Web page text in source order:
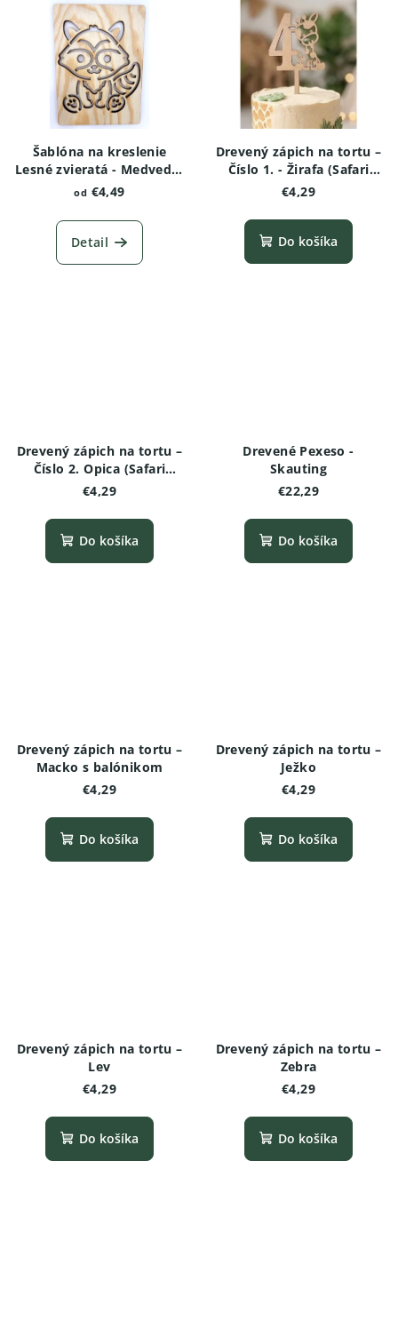
Šablóna na kreslenie
Lesné zvieratá - Medvedík
čistotný
od €4,49
Detail
Drevený zápich na tortu –
Číslo 1. - Žirafa (Safari
edícia)
€4,29
Do košíka
Drevený zápich na tortu –
Číslo 2. Opica (Safari
edícia)
€4,29
Do košíka
Drevené Pexeso -
Skauting
€22,29
Do košíka
Drevený zápich na tortu –
Macko s balónikom
€4,29
Do košíka
Drevený zápich na tortu –
Ježko
€4,29
Do košíka
Drevený zápich na tortu –
Lev
€4,29
Do košíka
Drevený zápich na tortu –
Zebra
€4,29
Do košíka